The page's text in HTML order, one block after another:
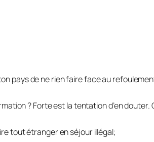
de ne rien faire face au
? Forte est la tentation d’en douter.
tout étranger en séjour illégal;